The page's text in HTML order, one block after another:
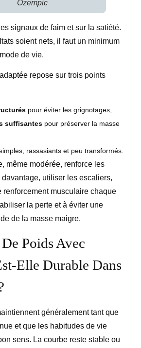
Ozempic
signaux de faim et sur la satiété.
soient nets, il faut un minimum
de vie.
repose sur trois points
pour éviter les grignotages,
suffisantes pour préserver la masse
rassasiants et peu transformés.
même modérée, renforce les
davantage, utiliser les escaliers,
renforcement musculaire chaque
la perte et à éviter une
de la masse maigre.
Poids Avec
Elle Durable Dans
généralement tant que
et que les habitudes de vie
sens. La courbe reste stable ou